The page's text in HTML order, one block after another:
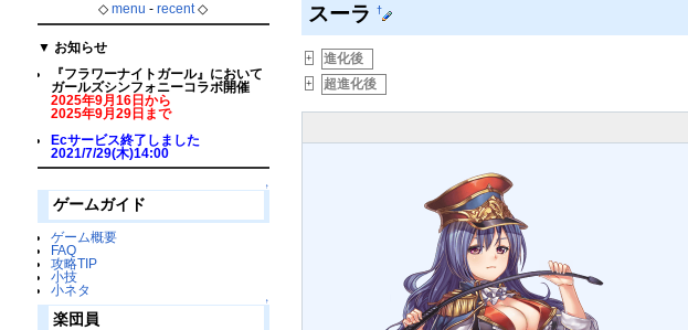
◇menu -recent◇
▼ お知らせ
『フラワーナイトガール』において
ガールズシンフォニーコラボ開催
2025年9月16日から
2025年9月29日まで
Ecサービス終了しました
2021/7/29(木)14:00
↑
ゲームガイド
ゲーム概要
FAQ
攻略TIP
小技
小ネタ
↑
楽団員
スーラ†
+ 進化後
+ 超進化後